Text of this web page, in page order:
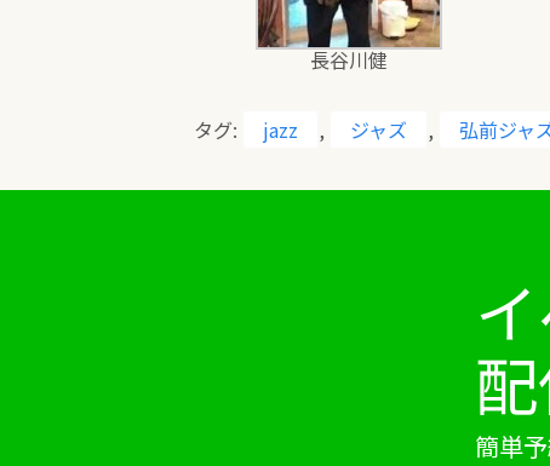
長谷川健
タグ: jazz , ジャズ , 弘前ジャ
簡単